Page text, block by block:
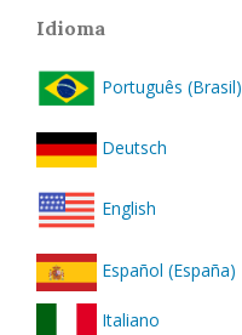
Idioma
Português (Brasil)
Deutsch
English
Español (España)
Italiano